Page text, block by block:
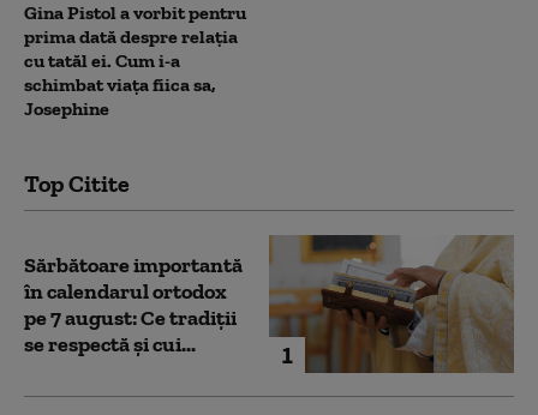
Gina Pistol a vorbit pentru
prima dată despre relația
cu tatăl ei. Cum i-a
schimbat viața fiica sa,
Josephine
Top Citite
1
Sărbătoare importantă
în calendarul ortodox
pe 7 august: Ce tradiții
se respectă și cui...